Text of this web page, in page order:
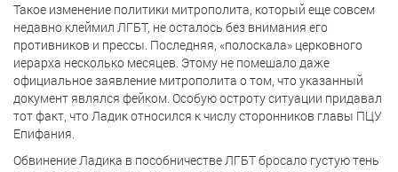
Такое изменение политики митрополита, который еще совсем
недавно клеймил ЛГБТ, не осталось без внимания его
противников и прессы. Последняя, «полоскала» церковного
иерарха несколько месяцев. Этому не помешало даже
официальное заявление митрополита о том, что указанный
документ являлся фейком. Особую остроту ситуации придавал
тот факт, что Ладик относился к числу сторонников главы ПЦУ
Епифания.
Обвинение Ладика в пособничестве ЛГБТ бросало густую тень